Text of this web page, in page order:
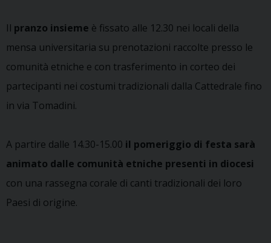
Il pranzo insieme è fissato alle 12.30 nei locali della
mensa universitaria su prenotazioni raccolte presso le
comunità etniche e con trasferimento in corteo dei
partecipanti nei costumi tradizionali dalla Cattedrale fino
in via Tomadini.
A partire dalle 14.30-15.00 il pomeriggio di festa sarà
animato dalle comunità etniche presenti in diocesi
con una rassegna corale di canti tradizionali dei loro
Paesi di origine.